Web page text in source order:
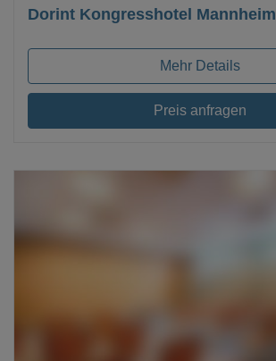
Dorint Kongresshotel Mannheim
Mehr Details
Preis anfragen